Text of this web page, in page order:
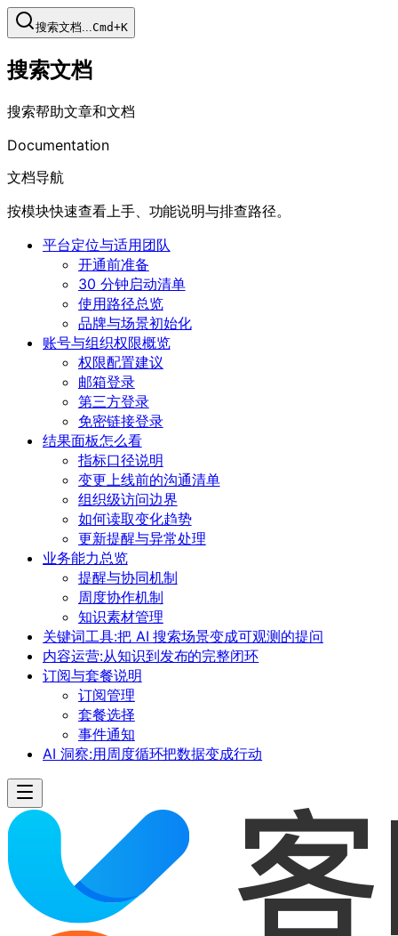
搜索文档...Cmd+K
搜索文档
搜索帮助文章和文档
Documentation
文档导航
按模块快速查看上手、功能说明与排查路径。
平台定位与适用团队
开通前准备
30 分钟启动清单
使用路径总览
品牌与场景初始化
账号与组织权限概览
权限配置建议
邮箱登录
第三方登录
免密链接登录
结果面板怎么看
指标口径说明
变更上线前的沟通清单
组织级访问边界
如何读取变化趋势
更新提醒与异常处理
业务能力总览
提醒与协同机制
周度协作机制
知识素材管理
关键词工具:把 AI 搜索场景变成可观测的提问
内容运营:从知识到发布的完整闭环
订阅与套餐说明
订阅管理
套餐选择
事件通知
AI 洞察:用周度循环把数据变成行动